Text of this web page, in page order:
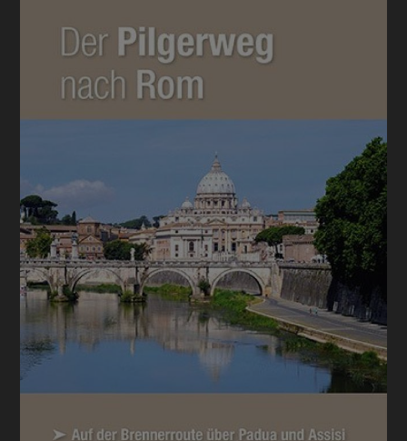
SCHULE & BÜRO
BUCHTIPPS